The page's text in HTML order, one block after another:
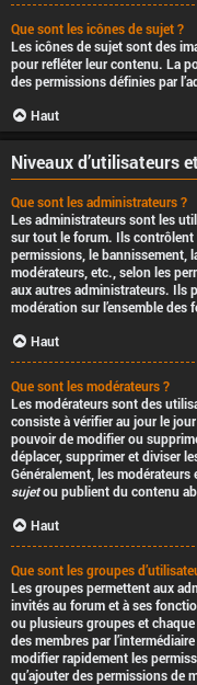
Que sont les icônes de sujet ?
Les icônes de sujet sont des
pour refléter leur contenu. La
des permissions définies par
Haut
Niveaux d’utilisateurs
Que sont les administrateurs ?
Les administrateurs sont les
sur tout le forum. Ils
permissions, le bannissement,
modérateurs, etc., selon les
aux autres administrateurs. Ils
modération sur l’ensemble
Haut
Que sont les modérateurs ?
Les modérateurs sont des
consiste à vérifier au jour le
pouvoir de modifier ou
déplacer, supprimer et diviser
Généralement, les
sujetou publient du contenu
Haut
Que sont les groupes
Les groupes permettent aux
invités au forum et à ses
ou plusieurs groupes et
des membres par
modifier rapidement les
qu’ajouter des permissions de